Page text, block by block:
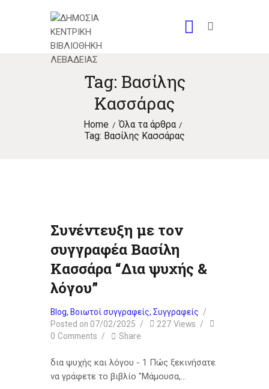
Tag: Βασίλης
Κασσάρας
Home
Όλα τα άρθρα
Tag: Βασίλης Κασσάρας
Συνέντευξη με τον
συγγραφέα Βασίλη
Κασσάρα “Δια ψυχής &
λόγου”
Blog, Βοιωτοί συγγραφείς, Συγγραφείς
Posted on 07/02/2025 227 Views
0 Comments Share
δια ψυχής και λόγου - 1 Πώς ξεκινήσατε
να γράφετε το βιβλίο "Μάμουσα,…